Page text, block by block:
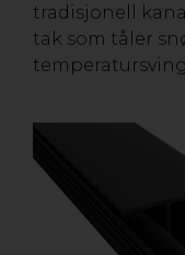
tradisjonell
tak som tåler